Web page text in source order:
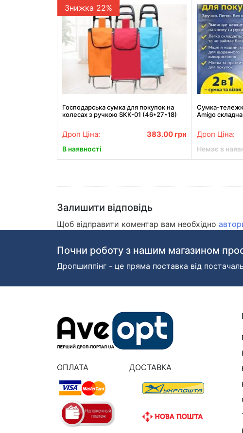
Знижка 22%
Господарська сумка для покупок на
колесах з ручкою SKK-01 (46*27*18)
Дроп Ціна: 383.00 грн
В наявності
Сумка-
Amigo
Дроп Ціна:
Немає в
Залишити відповідь
Щоб відправити коментар вам необхідно
Почни роботу з нашим магазином
Дропшиппінг - це пряма поставка від
ОПЛАТА ДОСТАВКА